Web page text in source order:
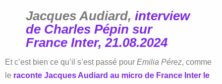
Jacques Audiard, interview
de Charles Pépin sur
France Inter, 21.08.2024
Et c’est bien ce qu’il s’est passé pour Emilia Pérez, comme
le raconte Jacques Audiard au micro de France Inter le